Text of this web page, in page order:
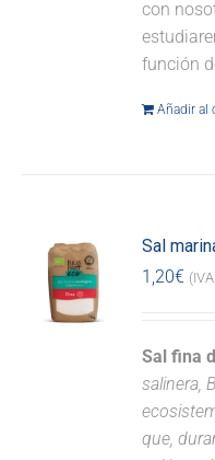
con
función
Añadir al
Sal
1,20€
Sal fina
salinera,
que,